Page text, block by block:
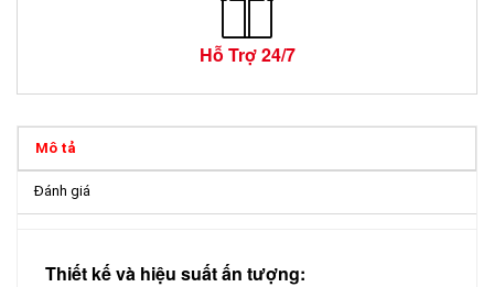
Hỗ Trợ 24/7
Mô tả
Đánh giá
Thiết kế và hiệu suất ấn tượng: